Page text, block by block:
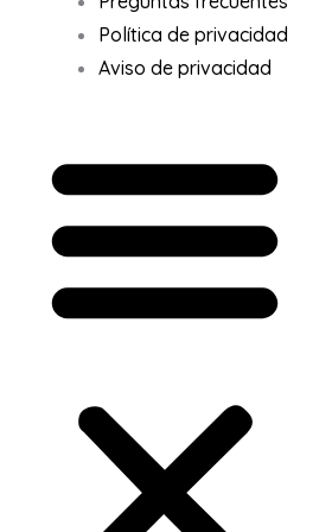
Política de privacidad
Aviso de privacidad